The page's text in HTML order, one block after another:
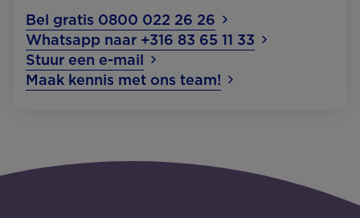
Bel gratis 0800 022 26 26
Whatsapp naar +316 83 65 11 33
Stuur een e-mail
Maak kennis met ons team!